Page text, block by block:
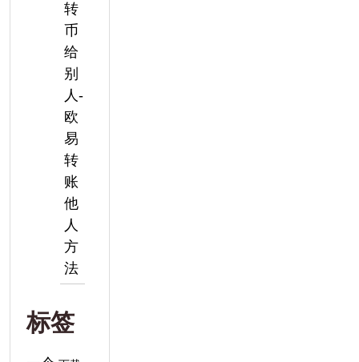
转
币
给
别
人-
欧
易
转
账
他
人
方
法
标签